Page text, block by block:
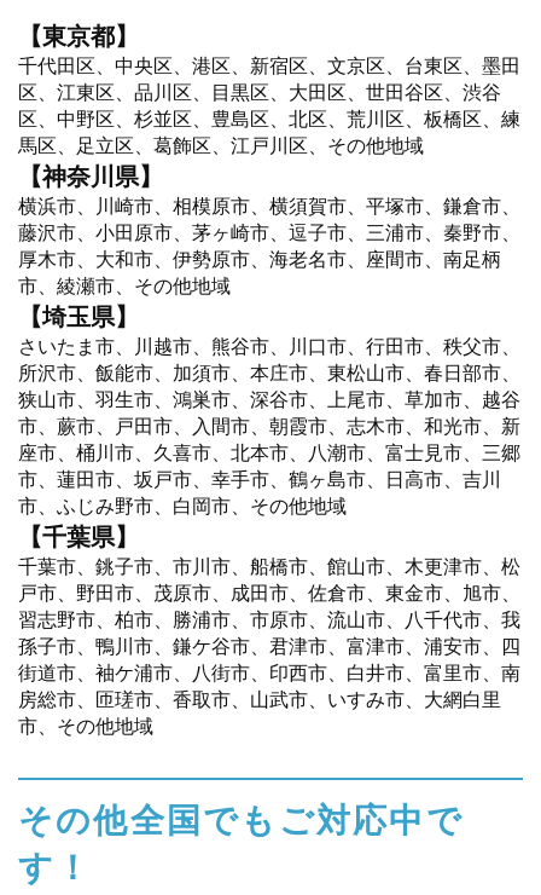
【東京都】
千代田区、中央区、港区、新宿区、文京区、台東区、墨田
区、江東区、品川区、目黒区、大田区、世田谷区、渋谷
区、中野区、杉並区、豊島区、北区、荒川区、板橋区、練
馬区、足立区、葛飾区、江戸川区、その他地域
【神奈川県】
横浜市、川崎市、相模原市、横須賀市、平塚市、鎌倉市、
藤沢市、小田原市、茅ヶ崎市、逗子市、三浦市、秦野市、
厚木市、大和市、伊勢原市、海老名市、座間市、南足柄
市、綾瀬市、その他地域
【埼玉県】
さいたま市、川越市、熊谷市、川口市、行田市、秩父市、
所沢市、飯能市、加須市、本庄市、東松山市、春日部市、
狭山市、羽生市、鴻巣市、深谷市、上尾市、草加市、越谷
市、蕨市、戸田市、入間市、朝霞市、志木市、和光市、新
座市、桶川市、久喜市、北本市、八潮市、富士見市、三郷
市、蓮田市、坂戸市、幸手市、鶴ヶ島市、日高市、吉川
市、ふじみ野市、白岡市、その他地域
【千葉県】
千葉市、銚子市、市川市、船橋市、館山市、木更津市、松
戸市、野田市、茂原市、成田市、佐倉市、東金市、旭市、
習志野市、柏市、勝浦市、市原市、流山市、八千代市、我
孫子市、鴨川市、鎌ケ谷市、君津市、富津市、浦安市、四
街道市、袖ケ浦市、八街市、印西市、白井市、富里市、南
房総市、匝瑳市、香取市、山武市、いすみ市、大網白里
市、その他地域
その他全国でもご対応中で
す！